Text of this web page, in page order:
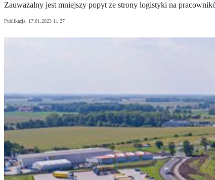
Zauważalny jest mniejszy popyt ze strony logistyki na
Publikacja: 17.01.2023 11:27